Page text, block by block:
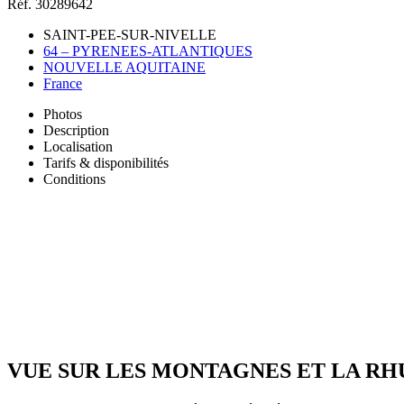
Réf. 30289642
SAINT-PEE-SUR-NIVELLE
64 – PYRENEES-ATLANTIQUES
NOUVELLE AQUITAINE
France
Photos
Description
Localisation
Tarifs & disponibilités
Conditions
VUE SUR LES MONTAGNES ET LA